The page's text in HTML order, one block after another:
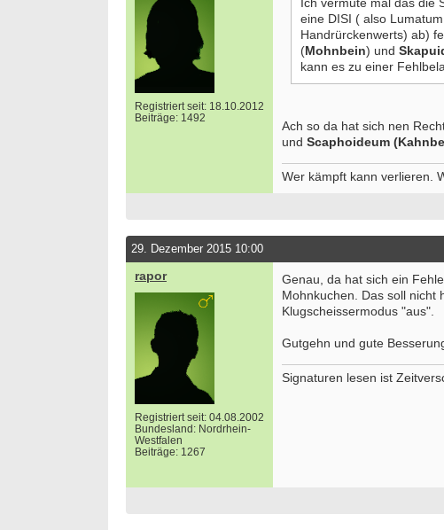
Registriert seit: 18.10.2012
Beiträge: 1492
eine DISI ( also
Handrürckenwerts) ab)
(Mohnbein) und
kann es zu einer
Ach so da hat sich nen
und Scaphoideum
Wer kämpft kann verlieren.
29. Dezember 2015 10:00
rapor
Registriert seit: 04.08.2002
Bundesland: Nordrhein-
Westfalen
Beiträge: 1267
Genau, da hat sich ein
Mohnkuchen. Das soll nicht
Klugscheissermodus "aus".
Gutgehn und gute
Signaturen lesen ist